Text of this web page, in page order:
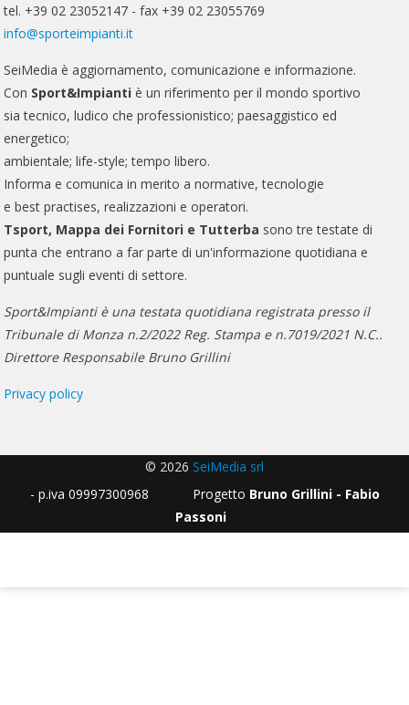
tel. +39 02 23052147 - fax +39 02 23055769
info@sporteimpianti.it
SeiMedia è aggiornamento, comunicazione e informazione.
Con Sport&Impianti è un riferimento per il mondo sportivo
sia tecnico, ludico che professionistico; paesaggistico ed
energetico;
ambientale; life-style; tempo libero.
Informa e comunica in merito a normative, tecnologie
e best practises, realizzazioni e operatori.
Tsport, Mappa dei Fornitori e Tutterba sono tre testate di
punta che entrano a far parte di un'informazione quotidiana e
puntuale sugli eventi di settore.
Sport&Impianti è una testata quotidiana registrata presso il
Tribunale di Monza n.2/2022 Reg. Stampa e n.7019/2021 N.C..
Direttore Responsabile Bruno Grillini
Privacy policy
© 2026 SeiMedia srl
- p.iva 09997300968 Progetto Bruno Grillini - Fabio
Passoni